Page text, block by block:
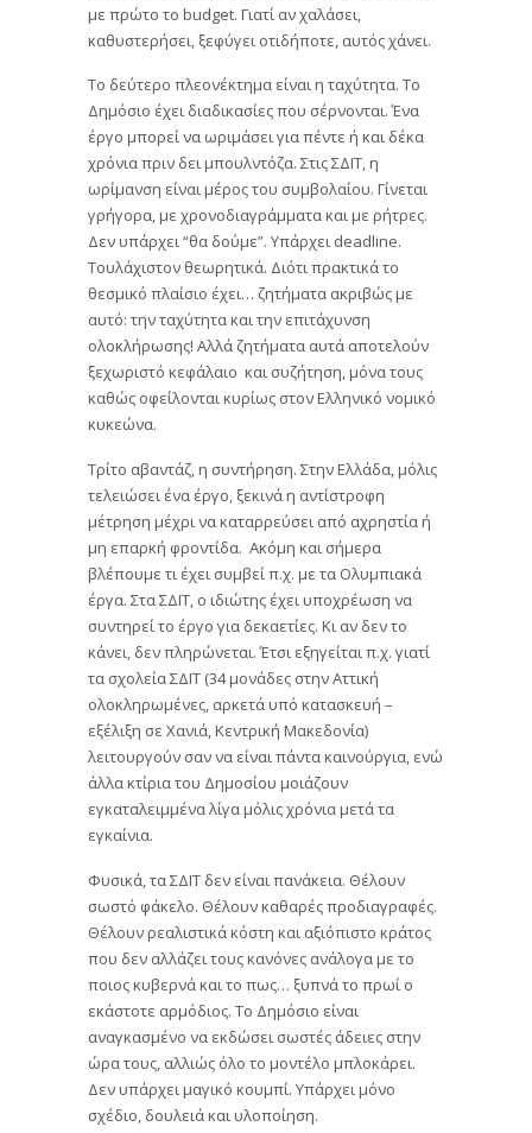
με πρώτο το budget. Γιατί αν χαλάσει,
καθυστερήσει, ξεφύγει οτιδήποτε, αυτός χάνει.
Το δεύτερο πλεονέκτημα είναι η ταχύτητα. Το
Δημόσιο έχει διαδικασίες που σέρνονται. Ένα
έργο μπορεί να ωριμάσει για πέντε ή και δέκα
χρόνια πριν δει μπουλντόζα. Στις ΣΔΙΤ, η
ωρίμανση είναι μέρος του συμβολαίου. Γίνεται
γρήγορα, με χρονοδιαγράμματα και με ρήτρες.
Δεν υπάρχει “θα δούμε”. Υπάρχει deadline.
Τουλάχιστον θεωρητικά. Διότι πρακτικά το
θεσμικό πλαίσιο έχει… ζητήματα ακριβώς με
αυτό: την ταχύτητα και την επιτάχυνση
ολοκλήρωσης! Αλλά ζητήματα αυτά αποτελούν
ξεχωριστό κεφάλαιο και συζήτηση, μόνα τους
καθώς οφείλονται κυρίως στον Ελληνικό νομικό
κυκεώνα.
Τρίτο αβαντάζ, η συντήρηση. Στην Ελλάδα, μόλις
τελειώσει ένα έργο, ξεκινά η αντίστροφη
μέτρηση μέχρι να καταρρεύσει από αχρηστία ή
μη επαρκή φροντίδα. Ακόμη και σήμερα
βλέπουμε τι έχει συμβεί π.χ. με τα Ολυμπιακά
έργα. Στα ΣΔΙΤ, ο ιδιώτης έχει υποχρέωση να
συντηρεί το έργο για δεκαετίες. Κι αν δεν το
κάνει, δεν πληρώνεται. Έτσι εξηγείται π.χ. γιατί
τα σχολεία ΣΔΙΤ (34 μονάδες στην Αττική
ολοκληρωμένες, αρκετά υπό κατασκευή –
εξέλιξη σε Χανιά, Κεντρική Μακεδονία)
λειτουργούν σαν να είναι πάντα καινούργια, ενώ
άλλα κτίρια του Δημοσίου μοιάζουν
εγκαταλειμμένα λίγα μόλις χρόνια μετά τα
εγκαίνια.
Φυσικά, τα ΣΔΙΤ δεν είναι πανάκεια. Θέλουν
σωστό φάκελο. Θέλουν καθαρές προδιαγραφές.
Θέλουν ρεαλιστικά κόστη και αξιόπιστο κράτος
που δεν αλλάζει τους κανόνες ανάλογα με το
ποιος κυβερνά και το πως… ξυπνά το πρωί ο
εκάστοτε αρμόδιος. Το Δημόσιο είναι
αναγκασμένο να εκδώσει σωστές άδειες στην
ώρα τους, αλλιώς όλο το μοντέλο μπλοκάρει.
Δεν υπάρχει μαγικό κουμπί. Υπάρχει μόνο
σχέδιο, δουλειά και υλοποίηση.